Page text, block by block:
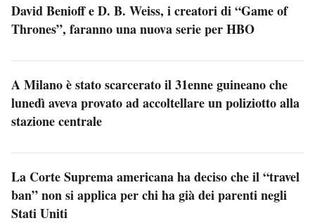
David Benioff e D. B. Weiss, i creatori di “Game of
Thrones”, faranno una nuova serie per HBO
A Milano è stato scarcerato il 31enne guineano che
lunedì aveva provato ad accoltellare un poliziotto alla
stazione centrale
La Corte Suprema americana ha deciso che il “travel
ban” non si applica per chi ha già dei parenti negli
Stati Uniti